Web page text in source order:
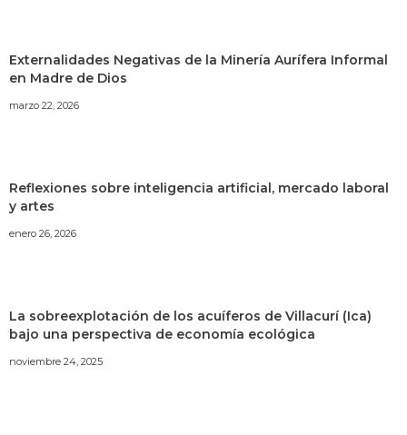
Externalidades Negativas de la Minería Aurífera Informal
en Madre de Dios
marzo 22, 2026
Reflexiones sobre inteligencia artificial, mercado laboral
y artes
enero 26, 2026
La sobreexplotación de los acuíferos de Villacurí (Ica)
bajo una perspectiva de economía ecológica
noviembre 24, 2025